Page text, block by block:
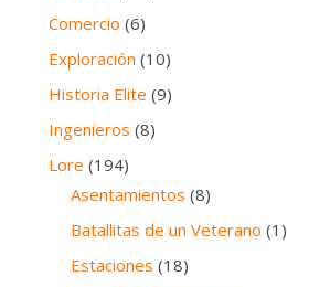
Comercio (6)
Exploración (10)
Historia Elite (9)
Ingenieros (8)
Lore (194)
Asentamientos (8)
Batallitas de un Veterano (1)
Estaciones (18)